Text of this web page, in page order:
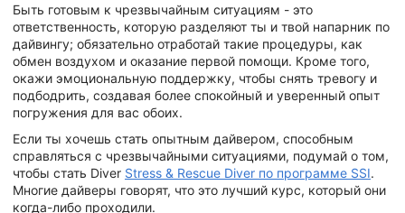
Быть готовым к чрезвычайным ситуациям - это
ответственность, которую разделяют ты и твой напарник по
дайвингу; обязательно отработай такие процедуры, как
обмен воздухом и оказание первой помощи. Кроме того,
окажи эмоциональную поддержку, чтобы снять тревогу и
подбодрить, создавая более спокойный и уверенный опыт
погружения для вас обоих.
Если ты хочешь стать опытным дайвером, способным
справляться с чрезвычайными ситуациями, подумай о том,
чтобы стать Diver Stress & Rescue Diver по программе SSI.
Многие дайверы говорят, что это лучший курс, который они
когда-либо проходили.